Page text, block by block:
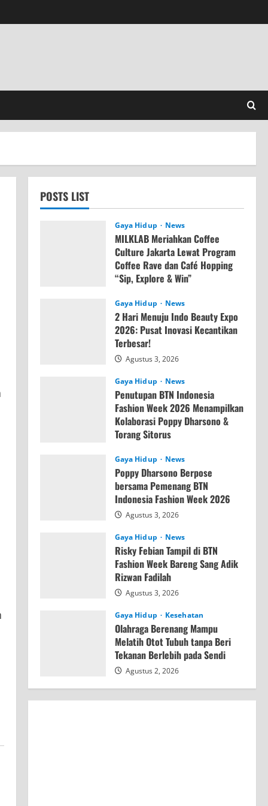
POSTS LIST
Gaya Hidup News
MILKLAB Meriahkan Coffee
Culture Jakarta Lewat Program
Coffee Rave dan Café Hopping
“Sip, Explore & Win”
Gaya Hidup
News
2 Hari Menuju Indo Beauty Expo
2026: Pusat Inovasi Kecantikan
Terbesar!
Agustus 3, 2026
Gaya Hidup News
Penutupan BTN Indonesia
Fashion Week 2026 Menampilkan
Kolaborasi Poppy Dharsono &
Torang Sitorus
Gaya Hidup
News
Poppy Dharsono Berpose
bersama Pemenang BTN
Indonesia Fashion Week 2026
Agustus 3, 2026
Gaya Hidup News
Risky Febian Tampil di BTN
Fashion Week Bareng Sang Adik
Rizwan Fadilah
Agustus 3, 2026
Gaya Hidup Kesehatan
Olahraga Berenang Mampu
Melatih Otot Tubuh tanpa Beri
Tekanan Berlebih pada Sendi
Agustus 2, 2026